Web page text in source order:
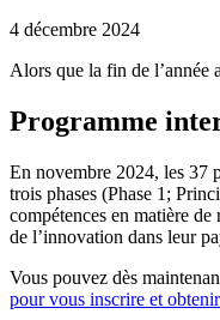
4 décembre 2024
Alors que la fin de l’année
Programme
En novembre 2024, les 37
trois phases (Phase 1;
compétences en matière
de l’innovation dans leur
Vous pouvez dès
pour vous inscrire et